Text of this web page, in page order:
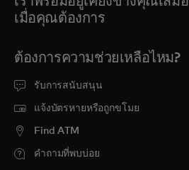
เมื่อคุณต้องการ
ต้องการความช่วยเหลือไหม?
รับการสนับสนุน
แจ้งบัตรหายหรือถูกขโมย
Find ATM
คำถามที่พบบ่อย